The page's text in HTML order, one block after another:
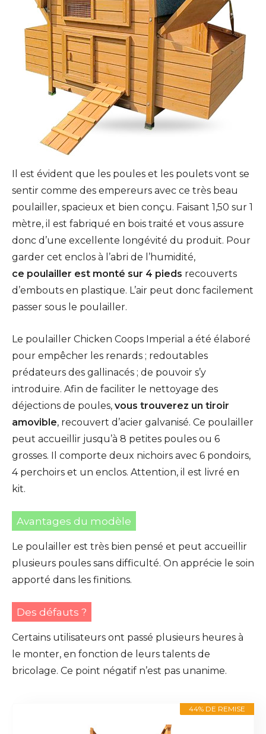
Il est évident que les poules et les poulets vont se
sentir comme des empereurs avec ce très beau
poulailler, spacieux et bien conçu. Faisant 1,50 sur 1
mètre, il est fabriqué en bois traité et vous assure
donc d’une excellente longévité du produit. Pour
garder cet enclos à l’abri de l’humidité,
ce poulailler est monté sur 4 pieds recouverts
d’embouts en plastique. L’air peut donc facilement
passer sous le poulailler.
Le poulailler Chicken Coops Imperial a été élaboré
pour empêcher les renards ; redoutables
prédateurs des gallinacés ; de pouvoir s’y
introduire. Afin de faciliter le nettoyage des
déjections de poules, vous trouverez un tiroir
amovible, recouvert d’acier galvanisé. Ce poulailler
peut accueillir jusqu’à 8 petites poules ou 6
grosses. Il comporte deux nichoirs avec 6 pondoirs,
4 perchoirs et un enclos. Attention, il est livré en
kit.
Avantages du modèle
Le poulailler est très bien pensé et peut accueillir
plusieurs poules sans difficulté. On apprécie le soin
apporté dans les finitions.
Des défauts ?
Certains utilisateurs ont passé plusieurs heures à
le monter, en fonction de leurs talents de
bricolage. Ce point négatif n’est pas unanime.
44% DE REMISE